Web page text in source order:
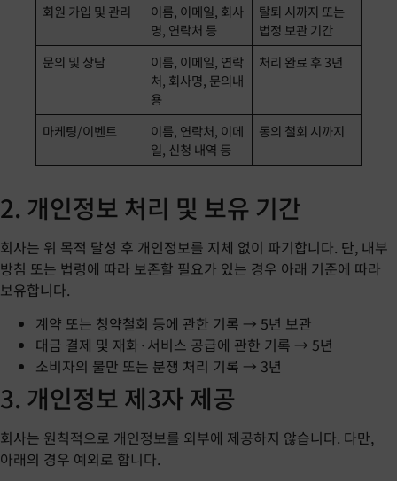
회원 가입 및 관리
이름, 이메일, 회사
명, 연락처 등
탈퇴 시까지 또는
법정 보관 기간
문의 및 상담
이름, 이메일, 연락
처, 회사명, 문의내
용
처리 완료 후 3년
마케팅/이벤트
이름, 연락처, 이메
일, 신청 내역 등
동의 철회 시까지
2. 개인정보 처리 및 보유 기간
회사는 위 목적 달성 후 개인정보를 지체 없이 파기합니다. 단, 내부
방침 또는 법령에 따라 보존할 필요가 있는 경우 아래 기준에 따라
보유합니다.
계약 또는 청약철회 등에 관한 기록 → 5년 보관
대금 결제 및 재화·서비스 공급에 관한 기록 → 5년
소비자의 불만 또는 분쟁 처리 기록 → 3년
3. 개인정보 제3자 제공
회사는 원칙적으로 개인정보를 외부에 제공하지 않습니다. 다만,
아래의 경우 예외로 합니다.